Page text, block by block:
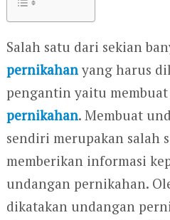
Salah satu dari sekian
pernikahanyang harus
pengantin yaitu membuat
pernikahan. Membuat
sendiri merupakan salah
memberikan informasi
undangan pernikahan.
dikatakan undangan